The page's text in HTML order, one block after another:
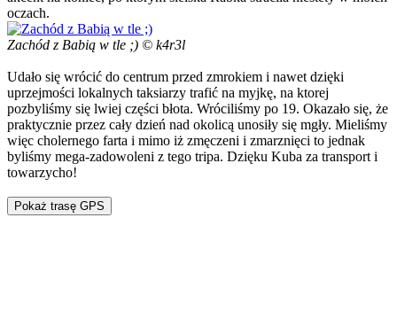
oczach.
Zachód z Babią w tle ;) © k4r3l
Udało się wrócić do centrum przed zmrokiem i nawet dzięki
uprzejmości lokalnych taksiarzy trafić na myjkę, na ktorej
pozbyliśmy się lwiej części błota. Wróciliśmy po 19. Okazało się, że
praktycznie przez cały dzień nad okolicą unosiły się mgły. Mieliśmy
więc cholernego farta i mimo iż zmęczeni i zmarznięci to jednak
byliśmy mega-zadowoleni z tego tripa. Dzięku Kuba za transport i
towarzycho!
Pokaż trasę GPS